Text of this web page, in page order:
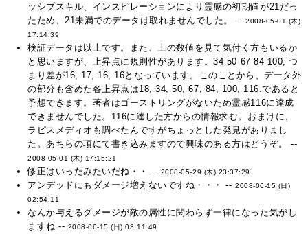
ッシブスキル、インスピレーションにより霊感の初期値が21だっ
たため、21未満でのデータは取れませんでした。 --2008-05-01 (木)
17:14:39
検証データは以上です。また、上の数値を見て気付く方もいるか
と思いますが、上昇点に規則性があります。34 50 67 84 100, つ
まり差が16, 17, 16, 16となっています。このことから、データ外
の部分も含めた各上昇点は18, 34, 50, 67, 84, 100, 116.であると
予想できます。著者はゴーストリングがないため霊感116に達成
できませんでした。116に達した方からの情報求む。おまけに、
ラピスメディオも調べたんですがちょっとした発見がありまし
た。あちらの項にて書き込みますので興味のある方はどうぞ。 --
2008-05-01 (木) 17:15:21
修正はいったみたいだね・・ -- 2008-05-29 (木) 23:37:29
アンデッドにもダメージ増えないですね・・・ -- 2008-06-15 (日)
02:54:11
なんか与えるダメージが敵の属性に関わらず一律になった気がし
ますね -- 2008-06-15 (日) 03:11:49